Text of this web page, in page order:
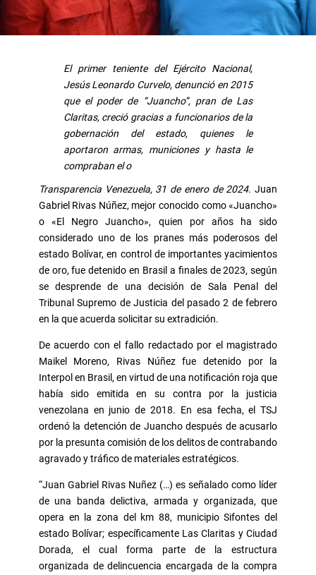
El primer teniente del Ejército Nacional,
Jesús Leonardo Curvelo, denunció en 2015
que el poder de “Juancho”, pran de Las
Claritas, creció gracias a funcionarios de la
gobernación del estado, quienes le
aportaron armas, municiones y hasta le
compraban el o
Transparencia Venezuela, 31 de enero de 2024. Juan
Gabriel Rivas Núñez, mejor conocido como «Juancho»
o «El Negro Juancho», quien por años ha sido
considerado uno de los pranes más poderosos del
estado Bolívar, en control de importantes yacimientos
de oro, fue detenido en Brasil a finales de 2023, según
se desprende de una decisión de Sala Penal del
Tribunal Supremo de Justicia del pasado 2 de febrero
en la que acuerda solicitar su extradición.
De acuerdo con el fallo redactado por el magistrado
Maikel Moreno, Rivas Núñez fue detenido por la
Interpol en Brasil, en virtud de una notificación roja que
había sido emitida en su contra por la justicia
venezolana en junio de 2018. En esa fecha, el TSJ
ordenó la detención de Juancho después de acusarlo
por la presunta comisión de los delitos de contrabando
agravado y tráfico de materiales estratégicos.
“Juan Gabriel Rivas Nuñez (…) es señalado como líder
de una banda delictiva, armada y organizada, que
opera en la zona del km 88, municipio Sifontes del
estado Bolívar; específicamente Las Claritas y Ciudad
Dorada, el cual forma parte de la estructura
organizada de delincuencia encargada de la compra